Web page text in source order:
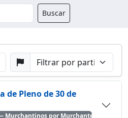
Buscar
Buscar por Partido
de Pleno de 30 de
Murchantinos por Murchante